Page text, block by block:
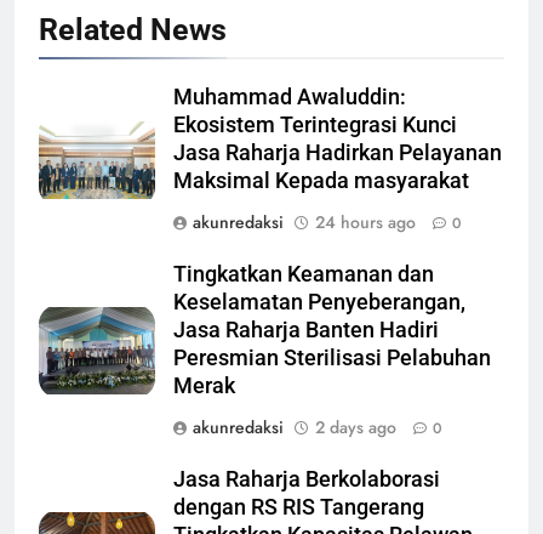
Related News
Muhammad Awaluddin:
Ekosistem Terintegrasi Kunci
Jasa Raharja Hadirkan Pelayanan
Maksimal Kepada masyarakat
akunredaksi
24 hours ago 0
Tingkatkan Keamanan dan
Keselamatan Penyeberangan,
Jasa Raharja Banten Hadiri
Peresmian Sterilisasi Pelabuhan
Merak
akunredaksi
2 days ago 0
Jasa Raharja Berkolaborasi
dengan RS RIS Tangerang